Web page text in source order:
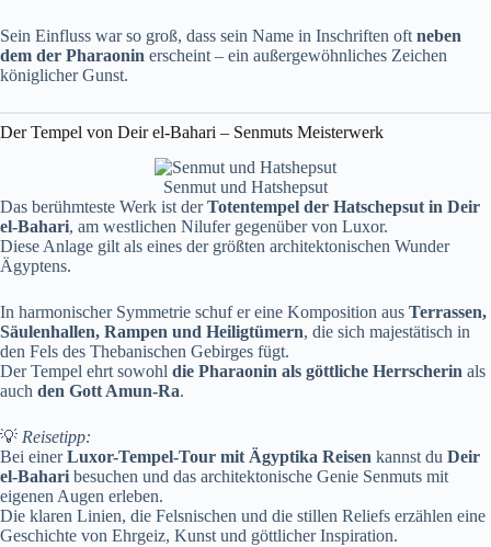
Sein Einfluss war so groß, dass sein Name in Inschriften oft neben
dem der Pharaonin erscheint – ein außergewöhnliches Zeichen
königlicher Gunst.
Der Tempel von Deir el-Bahari – Senmuts Meisterwerk
Senmut und Hatshepsut
Das berühmteste Werk ist derTotentempel der Hatschepsut in Deir
el-Bahari, am westlichen Nilufer gegenüber von Luxor.
Diese Anlage gilt als eines der größten architektonischen Wunder
Ägyptens.
In harmonischer Symmetrie schuf er eine Komposition aus Terrassen,
Säulenhallen, Rampen und Heiligtümern, die sich majestätisch in
den Fels des Thebanischen Gebirges fügt.
Der Tempel ehrt sowohl die Pharaonin als göttliche Herrscherin als
auch den Gott Amun-Ra.
💡 Reisetipp:
Bei einerLuxor-Tempel-Tour mit Ägyptika Reisen kannst du Deir
el-Bahari besuchen und das architektonische Genie Senmuts mit
eigenen Augen erleben.
Die klaren Linien, die Felsnischen und die stillen Reliefs erzählen eine
Geschichte von Ehrgeiz, Kunst und göttlicher Inspiration.